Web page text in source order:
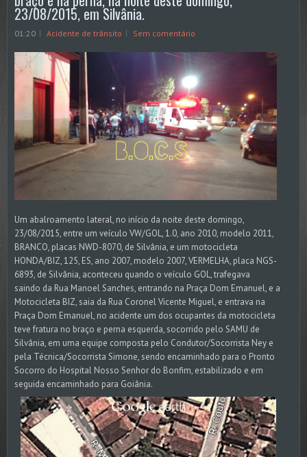
23/08/2015, em Silvânia.
01:20 Acidente de trânsito Sem comentário
Um abalroamento lateral, no início da noite deste domingo,
23/08/2015, entre um veículo VW/GOL, 1.0, ano 2010, modelo 2011,
BRANCO, placas NWD-8070, de Silvânia, e um motocicleta
HONDA/BIZ, 125, ES, ano 2007, modelo 2007, VERMELHA, placa NGS-
6893, de Silvânia, aconteceu quando o veículo GOL, trafegava
saindo da Rua Manoel Sanches, entrando na Praça Dom Emanuel, e a
Motocicleta BIZ, saia da Rua Coronel Vicente Miguel, e entrava na
Praça Dom Emanuel, no acidente um dos ocupantes da motocicleta
teve fratura no braço e perna esquerda, socorrido pelo SAMU de
Silvânia, em uma equipe composta pelo Condutor/Socorrista Ney e
pela Técnica/Socorrista Simone, sendo encaminhado para o Pronto
Socorro do Hospital Nosso Senhor do Bonfim, estabilizado e em
seguida encaminhado para Goiânia.